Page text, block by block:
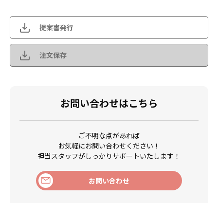
提案書発行
注文保存
お問い合わせはこちら
ご不明な点があれば
お気軽にお問い合わせください！
担当スタッフがしっかりサポートいたします！
お問い合わせ